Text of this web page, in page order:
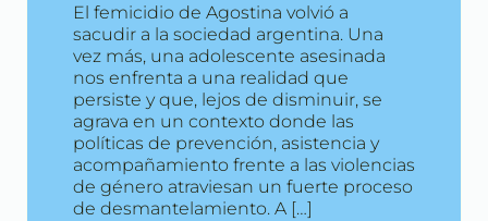
El femicidio de Agostina volvió a
sacudir a la sociedad argentina. Una
vez más, una adolescente asesinada
nos enfrenta a una realidad que
persiste y que, lejos de disminuir, se
agrava en un contexto donde las
políticas de prevención, asistencia y
acompañamiento frente a las violencias
de género atraviesan un fuerte proceso
de desmantelamiento. A […]